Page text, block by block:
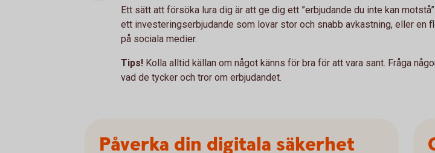
Ett sätt att försöka lura dig är att ge dig ett ”erbjudande du inte kan
ett investeringserbjudande som lovar stor och snabb avkastning, eller en
på sociala medier.
Tips! Kolla alltid källan om något känns för bra för att vara sant. Fråga
vad de tycker och tror om erbjudandet.
Påverka din digitala säkerhet